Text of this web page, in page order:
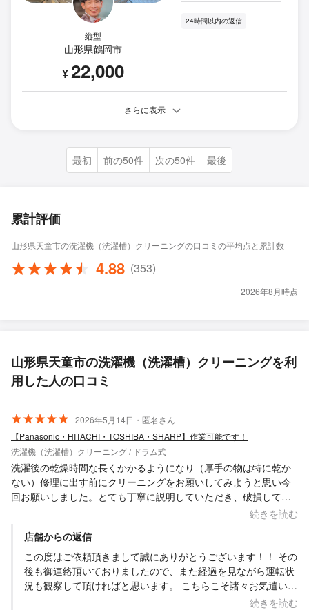
縦型
山形県鶴岡市
¥22,000
24時間以内の返信
さらに表示
最初 前の50件 次の50件 最後
累計評価
山形県天童市の洗濯機（洗濯槽）クリーニングの口コミの平均点と累計数
4.88 (353)
2026年8月時点
山形県天童市の洗濯機（洗濯槽）クリーニングを利
用した人の口コミ
2026年5月14日・匿名さん
【Panasonic・HITACHI・TOSHIBA・SHARP】作業可能です！
洗濯機（洗濯槽）クリーニング / ドラム式
洗濯後の乾燥時間な長くかかるようになり（厚手の物は特に乾か
ない）修理に出す前にクリーニングをお願いしてみようと思い今
回お願いしました。とても丁寧に説明していただき、破損してい
る箇所もどういう状態なのか詳しく教えて頂きました。 分解、洗
ございました！ 破損していた所の交換もぜひお願いしたいと思い
ました。 朝早くから来ていただき、長時間の作業ありがとうござ
いました。
続きを読む
店舗からの返信
この度はご依頼頂きまして誠にありがとうございます！！ その
後も御連絡頂いておりましたので、また経過を見ながら運転状
況も観察して頂ければと思います。 こちらこそ諸々お気遣い頂
きありがとうございました。 また今後とも何卒よろしくお願い
続きを読む